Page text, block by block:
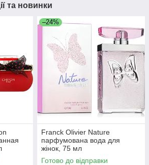
та новинки
–24%
Franck Olivier Nature
парфумована вода для
жінок, 75 мл
Готово до відправки